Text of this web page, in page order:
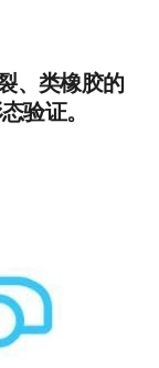
、类橡胶的
验证。